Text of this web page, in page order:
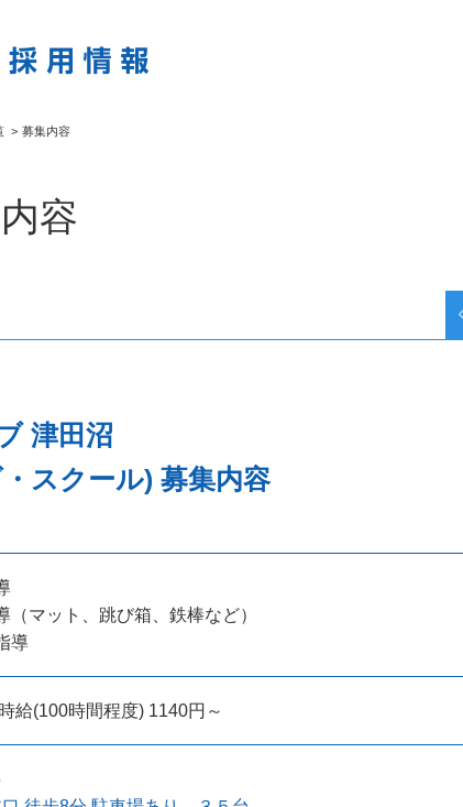
> 募集内容
容
津田沼
スクール) 募集内容
（マット、跳び箱、鉄棒など）
導
給(100時間程度) 1140円～